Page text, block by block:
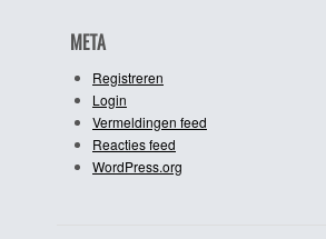
META
Registreren
Login
Vermeldingen feed
Reacties feed
WordPress.org